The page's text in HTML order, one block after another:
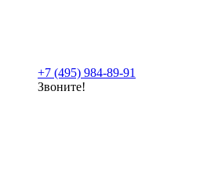
+7 (495) 984-89-91
Звоните!